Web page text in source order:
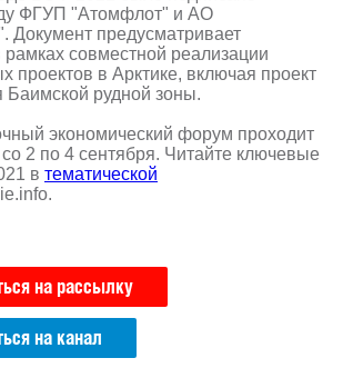
ФГУП "Атомфлот" и АО
Документ предусматривает
рамках совместной реализации
проектов в Арктике, включая проект
Баимской рудной зоны.
экономический форум проходит
2 по 4 сентября. Читайте ключевые
в тематической
на рассылку
на канал